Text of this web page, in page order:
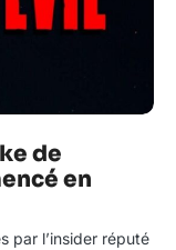
de
en
par l’insider réputé